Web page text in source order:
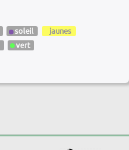
soleil
jaunes
vert